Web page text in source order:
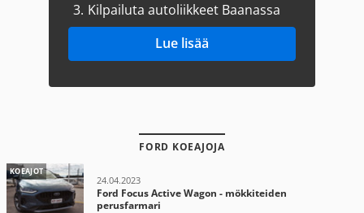
3. Kilpailuta autoliikkeet Baanassa
Lue lisää
FORD KOEAJOJA
KOEAJOT
24.04.2023
Ford Focus Active Wagon - mökkiteiden
perusfarmari